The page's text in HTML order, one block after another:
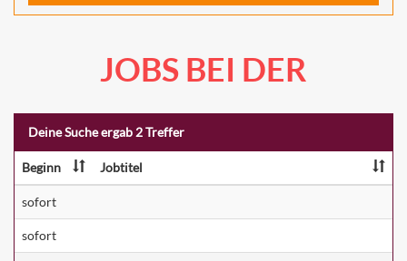
JOBS BEI DER
Deine Suche ergab 2 Treffer
Beginn Jobtitel
sofort
sofort